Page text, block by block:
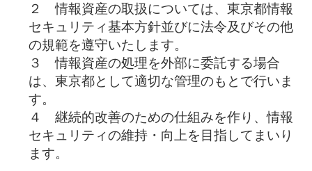
２ 情報資産の取扱については、東京都情報
セキュリティ基本方針並びに法令及びその他
の規範を遵守いたします。
３ 情報資産の処理を外部に委託する場合
は、東京都として適切な管理のもとで行いま
す。
４ 継続的改善のための仕組みを作り、情報
セキュリティの維持・向上を目指してまいり
ます。